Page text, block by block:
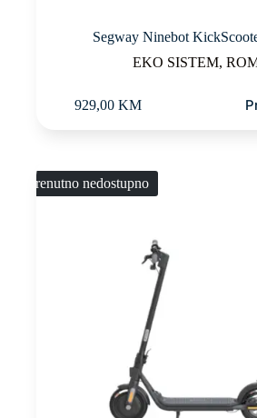
Segway Ninebot
EKO SISTEM,
929,00 KM
Trenutno nedostupno